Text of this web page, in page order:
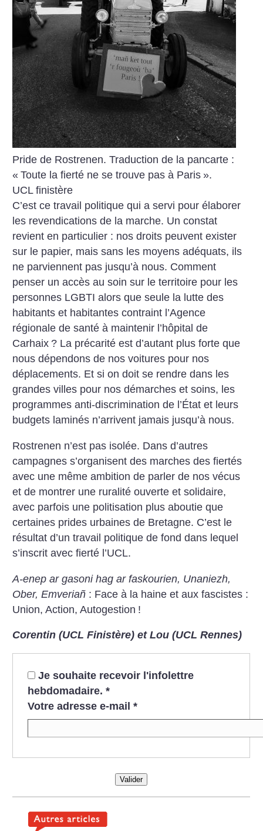
Pride de Rostrenen. Traduction de la pancarte :
« Toute la fierté ne se trouve pas à Paris ».
UCL finistère
C’est ce travail politique qui a servi pour élaborer
les revendications de la marche. Un constat
revient en particulier : nos droits peuvent exister
sur le papier, mais sans les moyens adéquats, ils
ne parviennent pas jusqu’à nous. Comment
penser un accès au soin sur le territoire pour les
personnes LGBTI alors que seule la lutte des
habitants et habitantes contraint l’Agence
régionale de santé à maintenir l’hôpital de
Carhaix ? La précarité est d’autant plus forte que
nous dépendons de nos voitures pour nos
déplacements. Et si on doit se rendre dans les
grandes villes pour nos démarches et soins, les
programmes anti-discrimination de l’État et leurs
budgets laminés n’arrivent jamais jusqu’à nous.
Rostrenen n’est pas isolée. Dans d’autres
campagnes s’organisent des marches des fiertés
avec une même ambition de parler de nos vécus
et de montrer une ruralité ouverte et solidaire,
avec parfois une politisation plus aboutie que
certaines prides urbaines de Bretagne. C’est le
résultat d’un travail politique de fond dans lequel
s’inscrit avec fierté l’UCL.
A-enep ar gasoni hag ar faskourien, Unaniezh,
Ober, Emveriañ : Face à la haine et aux fascistes :
Union, Action, Autogestion !
Corentin (UCL Finistère) et Lou (UCL Rennes)
Je souhaite recevoir l'infolettre
hebdomadaire. *
Votre adresse e-mail *
Valider